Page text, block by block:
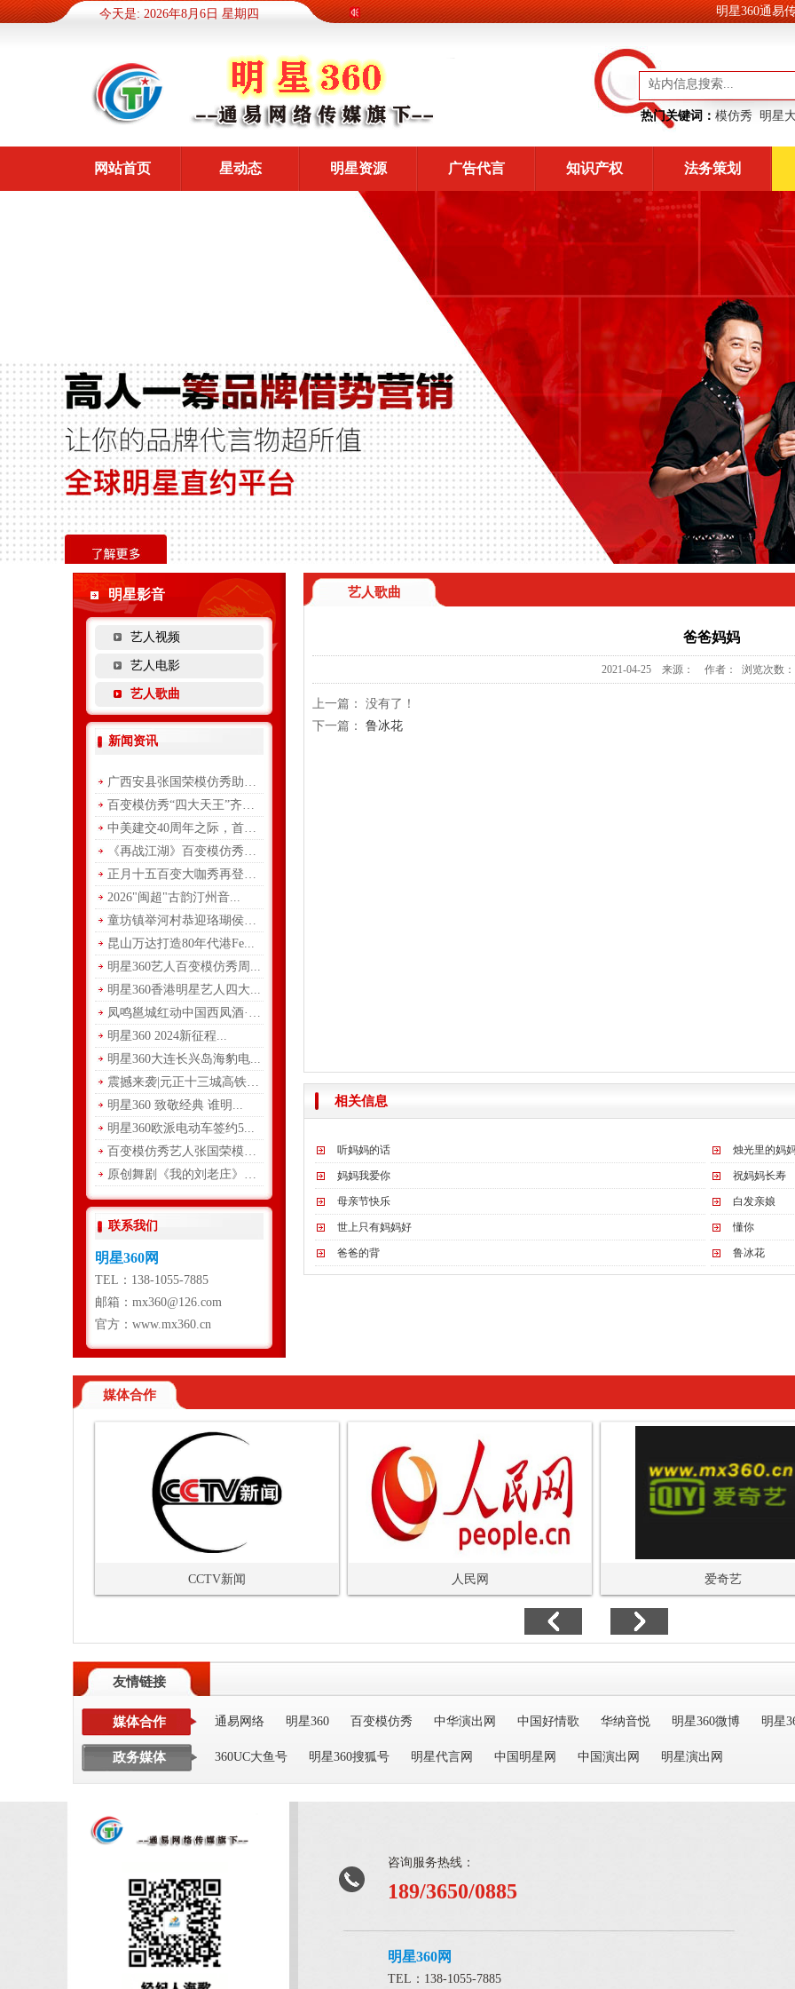
今天是: 2026年8月6日 星期四 明星360通易传
热门关键词： 模仿秀 明星
网站首页 星动态 明星资源 广告代言 知识产权 法务策划
明星影音
艺人视频
艺人电影
艺人歌曲
新闻资讯
广西安县张国荣模仿秀助力青...
百变模仿秀“四大天王”齐聚...
中美建交40周年之际，首届...
《再战江湖》百变模仿秀大咖...
正月十五百变大咖秀再登湖南...
2026"闽超"古韵汀州音...
童坊镇举河村恭迎珞瑚侯王大...
昆山万达打造80年代港Fe...
明星360艺人百变模仿秀周...
明星360香港明星艺人四大...
凤鸣邕城红动中国西凤酒·九...
明星360 2024新征程...
明星360大连长兴岛海豹电...
震撼来袭|元正十三城高铁广...
明星360 致敬经典 谁明...
明星360欧派电动车签约5...
百变模仿秀艺人张国荣模仿秀
原创舞剧《我的刘老庄》上演...
联系我们
明星360网
TEL：138-1055-7885
邮箱：mx360@126.com
官方：www.mx360.cn
艺人歌曲
爸爸妈妈
2021-04-25 来源： 作者： 浏览次数：
上一篇： 没有了！
下一篇： 鲁冰花
相关信息
听妈妈的话 烛光里的妈
妈妈我爱你 祝妈妈长寿
母亲节快乐 白发亲娘
世上只有妈妈好 懂你
爸爸的背 鲁冰花
媒体合作
CCTV新闻 人民网 爱奇艺
友情链接
媒体合作
政务媒体
通易网络 明星360 百变模仿秀 中华演出网 中国好情歌 华纳音悦 明星360微博 明星
360UC大鱼号 明星360搜狐号 明星代言网 中国明星网 中国演出网 明星演出网
咨询服务热线：
189/3650/0885
明星360网
TEL：138-1055-7885